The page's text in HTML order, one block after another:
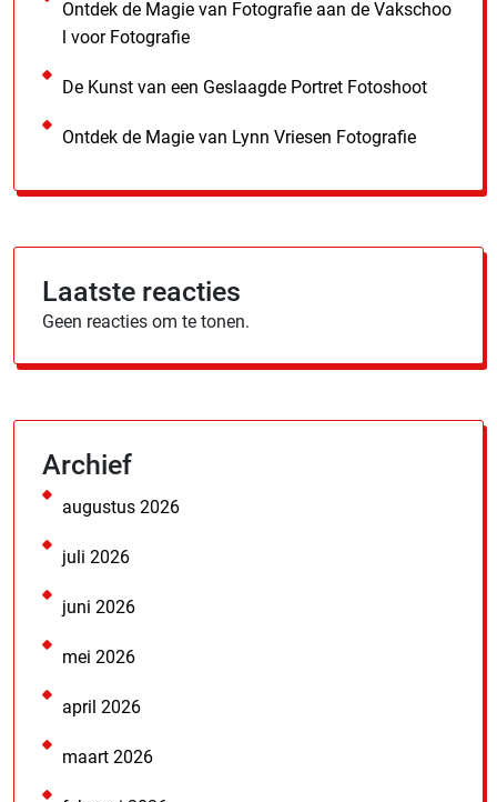
Ontdek de Magie van Fotografie aan de Vakschoo
l voor Fotografie
De Kunst van een Geslaagde Portret Fotoshoot
Ontdek de Magie van Lynn Vriesen Fotografie
Laatste reacties
Geen reacties om te tonen.
Archief
augustus 2026
juli 2026
juni 2026
mei 2026
april 2026
maart 2026